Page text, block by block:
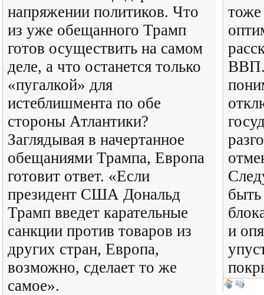
напряжении политиков. Что
из уже обещанного Трамп
готов осуществить на самом
деле, а что останется только
«пугалкой» для
истеблишмента по обе
стороны Атлантики?
Заглядывая в начертанное
обещаниями Трампа, Европа
готовит ответ. «Если
президент США Дональд
Трамп введет карательные
санкции против товаров из
других стран, Европа,
возможно, сделает то же
самое».
тоже
ВВП.
быть
и